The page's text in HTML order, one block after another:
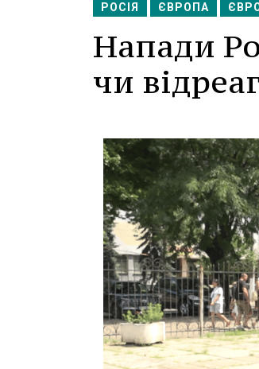
РОСІЯ ЄВРОПА
Напади
чи